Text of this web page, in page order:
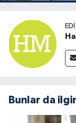
Bunlar da